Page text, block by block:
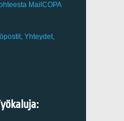
MailCOPA
Yhteydet,